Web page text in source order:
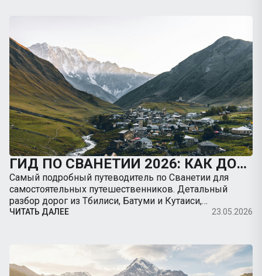
ГИД ПО СВАНЕТИИ 2026: КАК ДОБРАТЬСЯ В МЕСТИЮ НА МАШИНЕ, ДОРОГИ И ЛУЧШИЕ ТРЕККИНГИ
Самый подробный путеводитель по Сванетии для
самостоятельных путешественников. Детальный
разбор дорог из Тбилиси, Батуми и Кутаиси,
безопасность на серпантинах, заправки, цены и
ЧИТАТЬ ДАЛЕЕ 23.05.2026